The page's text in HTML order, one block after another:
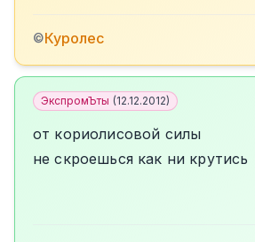
©Куролес
ЭкспромЪты (12.12.2012)
от кориолисовой силы
не скроешься как ни крутись